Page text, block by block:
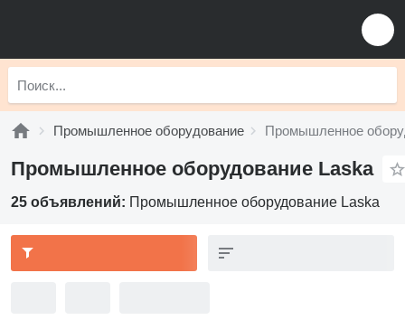
Промышленное оборудование Промышленное
Промышленное оборудование Laska
25 объявлений: Промышленное оборудование Laska